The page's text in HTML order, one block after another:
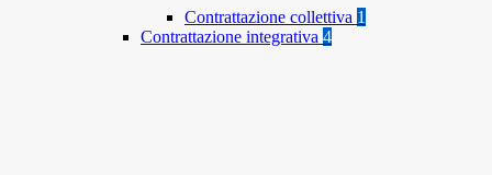
Contrattazione collettiva 1
Contrattazione integrativa 4